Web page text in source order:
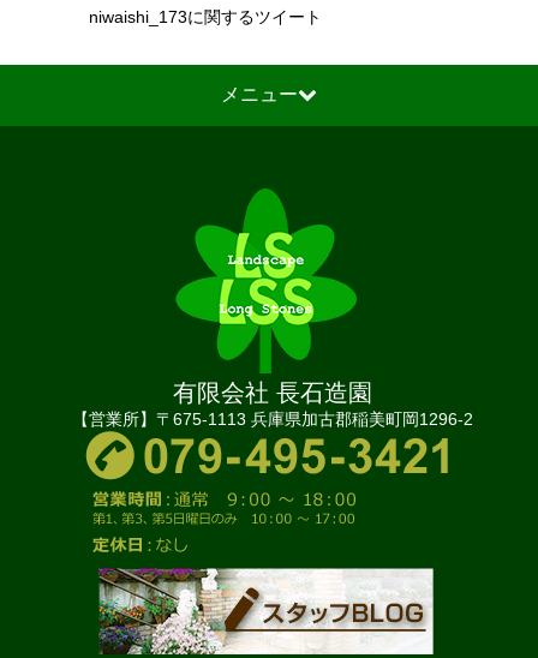
niwaishi_173に関するツイート
メニュー
有限会社 長石造園
【営業所】〒675-1113 兵庫県加古郡稲美町岡1296-2